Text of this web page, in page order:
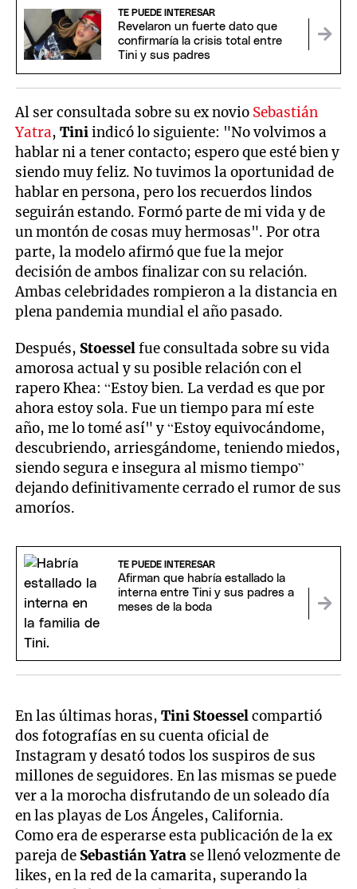
TE PUEDE INTERESAR
Revelaron un fuerte dato que
confirmaría la crisis total entre
Tini y sus padres
Al ser consultada sobre su ex novio Sebastián
Yatra,Tiniindicó lo siguiente: "No volvimos a
hablar ni a tener contacto; espero que esté bien y
siendo muy feliz. No tuvimos la oportunidad de
hablar en persona, pero los recuerdos lindos
seguirán estando. Formó parte de mi vida y de
un montón de cosas muy hermosas". Por otra
parte, la modelo afirmó que fue la mejor
decisión de ambos finalizar con su relación.
Ambas celebridades rompieron a la distancia en
plena pandemia mundial el año pasado.
Después, Stoesselfue consultada sobre su vida
amorosa actual y su posible relación con el
rapero Khea: “Estoy bien. La verdad es que por
ahora estoy sola. Fue un tiempo para mí este
año, me lo tomé así" y “Estoy equivocándome,
descubriendo, arriesgándome, teniendo miedos,
siendo segura e insegura al mismo tiempo”
dejando definitivamente cerrado el rumor de sus
amoríos.
TE PUEDE INTERESAR
Afirman que habría estallado la
interna entre Tini y sus padres a
meses de la boda
En las últimas horas,Tini Stoesselcompartió
dos fotografías en su cuenta oficial de
Instagram y desató todos los suspiros de sus
millones de seguidores. En las mismas se puede
ver a la morocha disfrutando de un soleado día
en las playas de Los Ángeles, California.
Como era de esperarse esta publicación de la ex
pareja de Sebastián Yatra se llenó velozmente de
likes, en la red de la camarita, superando la